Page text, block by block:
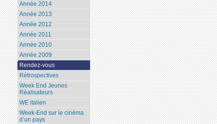
Année 2014
Année 2013
Année 2012
Année 2011
Année 2010
Année 2009
Rendez-vous
Rétrospectives
Week End Jeunes
Réalisateurs
WE italien
Week-End sur le cinéma
d’un pays